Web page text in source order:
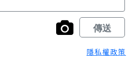
隱私權政策